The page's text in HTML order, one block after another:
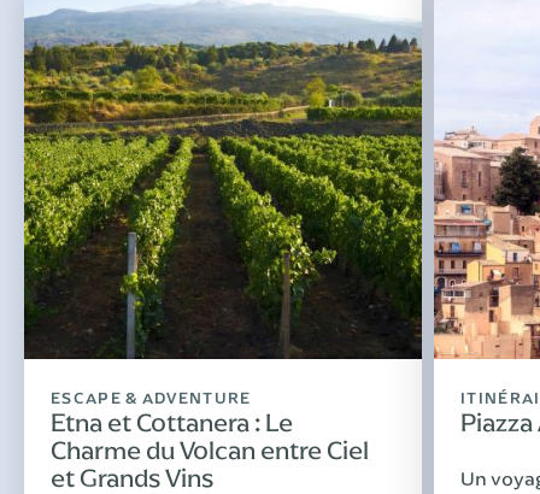
ESCAPE & ADVENTURE
Etna et Cottanera : Le
Charme du Volcan entre Ciel
et Grands Vins
Un